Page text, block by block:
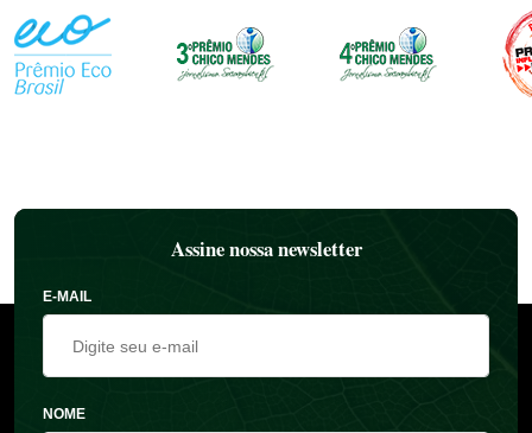
Assine nossa newsletter
E-MAIL
NOME